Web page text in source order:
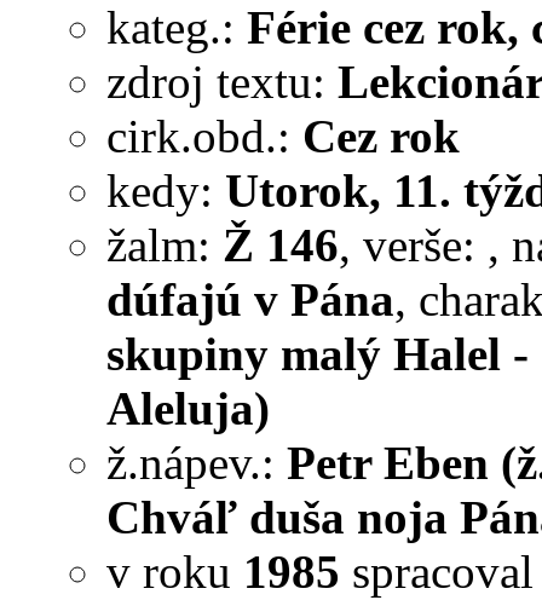
kateg.: Férie cez rok,
zdroj textu:
cirk.obd.: Cez rok
kedy: Utorok, 11.
žalm: Ž 146, verše: ,
dúfajú v Pána,
skupiny malý Halel
Aleluja)
ž.nápev.: Petr Eben
Chváľ duša noja
v roku 1985